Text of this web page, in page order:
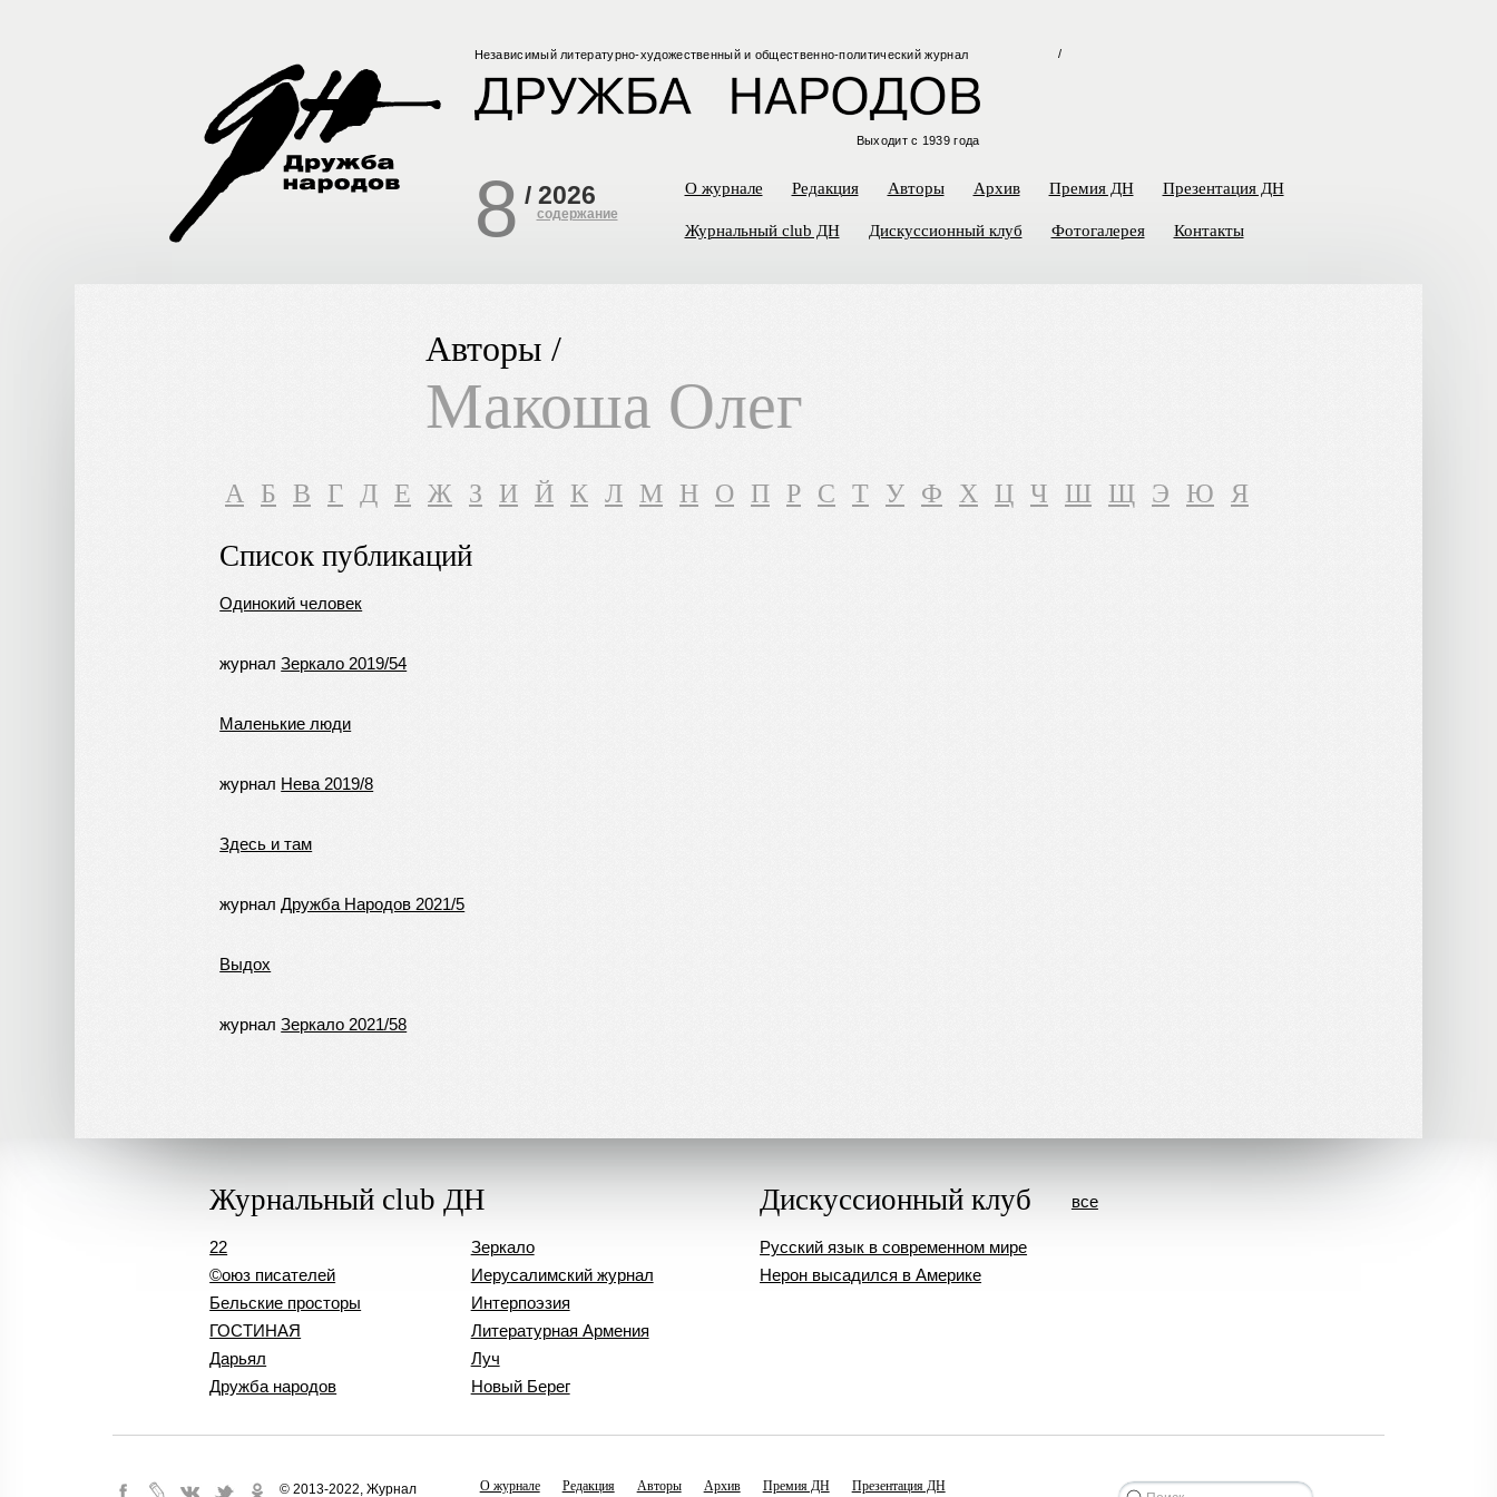
Независимый литературно-художественный и общественно-политический журнал
Выходит с 1939 года
/
8 / 2026
содержание
О журнале Редакция Авторы Архив Премия ДН Презентация ДН
Журнальный club ДН Дискуссионный клуб Фотогалерея Контакты
Авторы /
Макоша Олег
A Б В Г Д Е Ж З И Й К Л М Н О П Р С Т У Ф Х Ц Ч Ш Щ Э Ю Я
Список публикаций
Одинокий человек
журналЗеркало 2019/54
Маленькие люди
журнал Нева 2019/8
Здесь и там
журналДружба Народов 2021/5
Выдох
журналЗеркало 2021/58
Журнальный club ДН
22
©оюз писателей
Бельские просторы
ГОСТИНАЯ
Дарьял
Дружба народов
Зеркало
Иерусалимский журнал
Интерпоэзия
Литературная Армения
Луч
Новый Берег
Дискуссионный клуб
Русский язык в современном мире
Нерон высадился в Америке
все
© 2013-2022, Журнал О журнале Редакция Авторы Архив Премия ДН Презентация ДН